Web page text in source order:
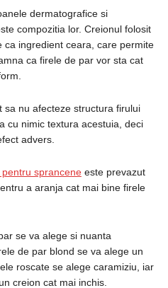
dermatografice si
compozitia lor. Creionul folosit
ca ingredient ceara, care permite
ca firele de par vor sta cat
sa nu afecteze structura firului
cu nimic textura acestuia, deci
advers.
spranceneeste prevazut
a aranja cat mai bine firele
se va alege si nuanta
de par blond se va alege un
roscate se alege caramiziu, iar
creion cat mai inchis.